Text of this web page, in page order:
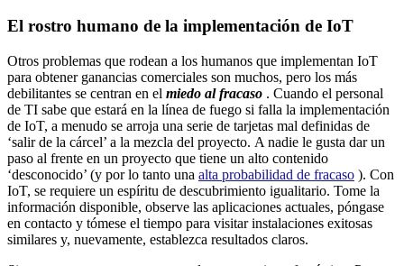
El rostro humano de la implementación de IoT
Otros problemas que rodean a los humanos que implementan IoT
para obtener ganancias comerciales son muchos, pero los más
debilitantes se centran en el miedo al fracaso . Cuando el personal
de TI sabe que estará en la línea de fuego si falla la implementación
de IoT, a menudo se arroja una serie de tarjetas mal definidas de
‘salir de la cárcel’ a la mezcla del proyecto. A nadie le gusta dar un
paso al frente en un proyecto que tiene un alto contenido
‘desconocido’ (y por lo tanto una alta probabilidad de fracaso ). Con
IoT, se requiere un espíritu de descubrimiento igualitario. Tome la
información disponible, observe las aplicaciones actuales, póngase
en contacto y tómese el tiempo para visitar instalaciones exitosas
similares y, nuevamente, establezca resultados claros.